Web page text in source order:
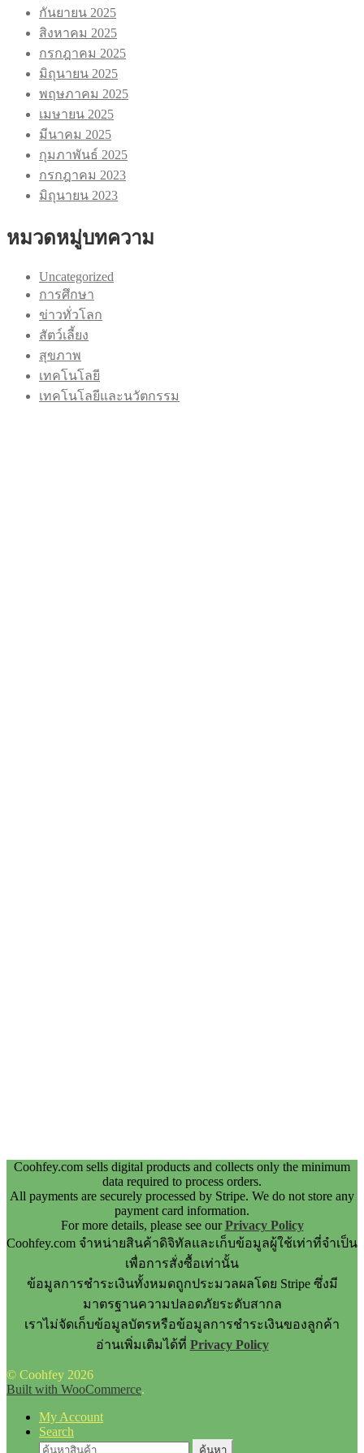
กันยายน 2025
สิงหาคม 2025
กรกฎาคม 2025
มิถุนายน 2025
พฤษภาคม 2025
เมษายน 2025
มีนาคม 2025
กุมภาพันธ์ 2025
กรกฎาคม 2023
มิถุนายน 2023
หมวดหมู่บทความ
Uncategorized
การศึกษา
ข่าวทั่วโลก
สัตว์เลี้ยง
สุขภาพ
เทคโนโลยี
เทคโนโลยีและนวัตกรรม
Coohfey.com sells digital products and collects only the minimum
data required to process orders.
All payments are securely processed by Stripe. We do not store any
payment card information.
For more details, please see ourPrivacy Policy
Coohfey.com จำหน่ายสินค้าดิจิทัลและเก็บข้อมูลผู้ใช้เท่าที่จำเป็น
เพื่อการสั่งซื้อเท่านั้น
ข้อมูลการชำระเงินทั้งหมดถูกประมวลผลโดย Stripe ซึ่งมี
มาตรฐานความปลอดภัยระดับสากล
เราไม่จัดเก็บข้อมูลบัตรหรือข้อมูลการชำระเงินของลูกค้า
อ่านเพิ่มเติมได้ที่ Privacy Policy
© Coohfey 2026
Built with WooCommerce.
My Account
Search
ค้นหา:
ค้นหา